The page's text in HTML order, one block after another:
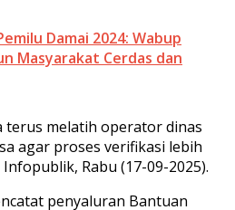
Damai 2024: Wabup
Masyarakat Cerdas dan
terus melatih operator dinas
agar proses verifikasi lebih
Rabu (17-09-2025).
penyaluran Bantuan